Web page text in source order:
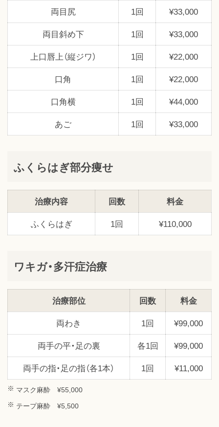
両目尻
1回
¥33,000
両目斜め下
1回
¥33,000
上口唇上（縦ジワ）
1回
¥22,000
口角
1回
¥22,000
口角横
1回
¥44,000
あご
1回 ¥33,000
ふくらはぎ部分痩せ
治療内容 回数
料金
ふくらはぎ
1回 ¥110,000
ワキガ・多汗症治療
治療部位 回数
料金
両わき
1回
¥99,000
両手の平・足の裏
各1回
¥99,000
両手の指・足の指（各1本）
1回 ¥11,000
マスク麻酔 ¥55,000
テープ麻酔 ¥5,500